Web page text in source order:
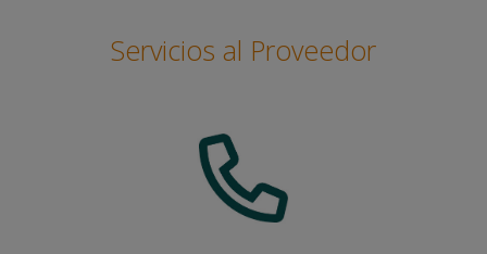
Servicios al Proveedor